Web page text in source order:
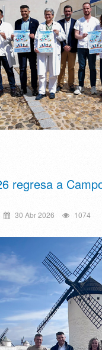
regresa a
30 Abr 2026 1074